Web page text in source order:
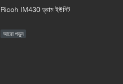
Ricoh IM430 ড্রাম ইউনিট
আরো পড়ুন